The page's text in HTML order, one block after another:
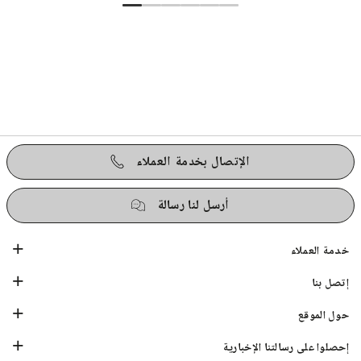
الإتصال بخدمة العملاء
أرسل لنا رسالة
خدمة العملاء
إتصل بنا
حول الموقع
إحصلوا على رسالتنا الإخبارية